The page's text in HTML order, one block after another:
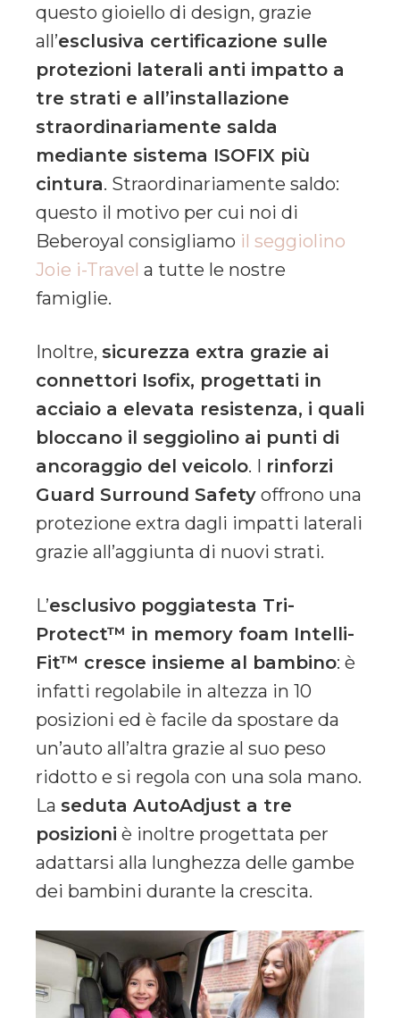
questo gioiello di design, grazie
all’esclusiva certificazione sulle
protezioni laterali anti impatto a
tre strati e all’installazione
straordinariamente salda
mediante sistema ISOFIX più
cintura. Straordinariamente saldo:
questo il motivo per cui noi di
Beberoyal consigliamo il seggiolino
Joie i-Travel a tutte le nostre
famiglie.
Inoltre, sicurezza extra grazie ai
connettori Isofix, progettati in
acciaio a elevata resistenza, i quali
bloccano il seggiolino ai punti di
ancoraggio del veicolo. I rinforzi
Guard Surround Safety offrono una
protezione extra dagli impatti laterali
grazie all’aggiunta di nuovi strati.
L’esclusivo poggiatesta Tri-
Protect™ in memory foam Intelli-
Fit™ cresce insieme al bambino: è
infatti regolabile in altezza in 10
posizioni ed è facile da spostare da
un’auto all’altra grazie al suo peso
ridotto e si regola con una sola mano.
La seduta AutoAdjust a tre
posizioni è inoltre progettata per
adattarsi alla lunghezza delle gambe
dei bambini durante la crescita.